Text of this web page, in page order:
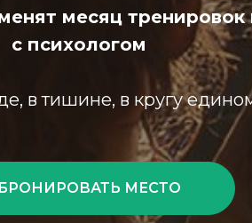
месяц тренировок
с психологом
в тишине, в кругу
МЕСТО